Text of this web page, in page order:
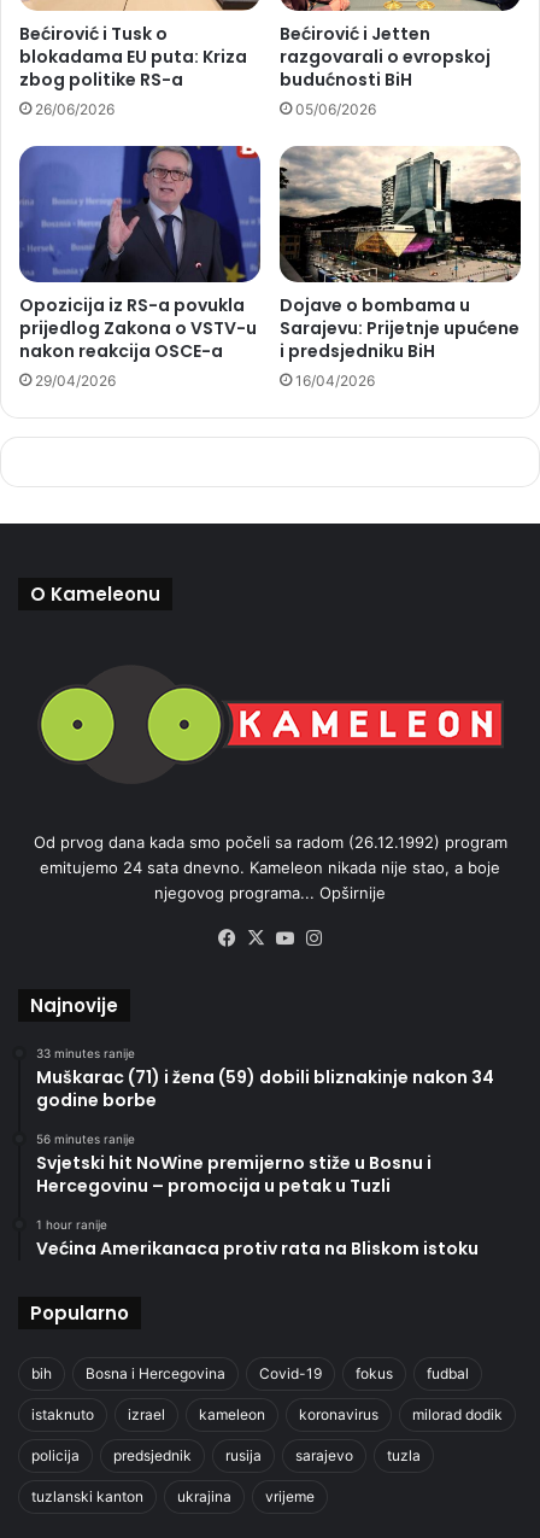
Bećirović i Tusk o
blokadama EU puta: Kriza
zbog politike RS-a
26/06/2026
Bećirović i Jetten
razgovarali o evropskoj
budućnosti BiH
05/06/2026
Opozicija iz RS-a povukla
prijedlog Zakona o VSTV-u
nakon reakcija OSCE-a
29/04/2026
Dojave o bombama u
Sarajevu: Prijetnje upućene
i predsjedniku BiH
16/04/2026
O Kameleonu
Od prvog dana kada smo počeli sa radom (26.12.1992) program
emitujemo 24 sata dnevno. Kameleon nikada nije stao, a boje
njegovog programa... Opširnije
Facebook
X YouTube
Najnovije
33 minutes ranije
Muškarac (71) i žena (59) dobili bliznakinje nakon 34
godine borbe
56 minutes ranije
Svjetski hit NoWine premijerno stiže u Bosnu i
Hercegovinu – promocija u petak u Tuzli
1 hour ranije
Većina Amerikanaca protiv rata na Bliskom istoku
Popularno
bih Bosna i Hercegovina Covid-19 fokus fudbal
istaknuto izrael kameleon koronavirus milorad dodik
policija predsjednik rusija sarajevo tuzla
tuzlanski kanton ukrajina vrijeme